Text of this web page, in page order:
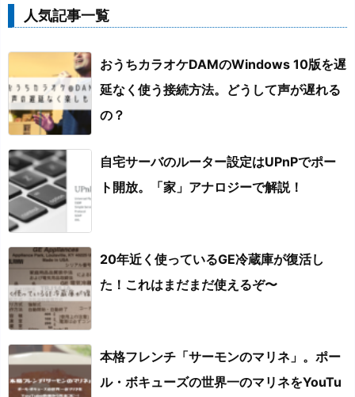
人気記事一覧
おうちカラオケDAMのWindows 10版を遅
延なく使う接続方法。どうして声が遅れる
の？
自宅サーバのルーター設定はUPnPでポー
ト開放。「家」アナロジーで解説！
20年近く使っているGE冷蔵庫が復活し
た！これはまだまだ使えるぞ〜
本格フレンチ「サーモンのマリネ」。ポー
ル・ボキューズの世界一のマリネをYouTu